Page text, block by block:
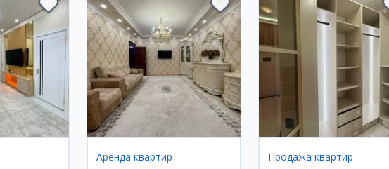
Аренда квартир Продажа квартир